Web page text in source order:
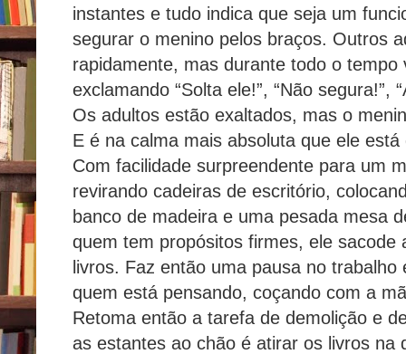
instantes e tudo indica que seja um
segurar o menino pelos braços. Outros
rapidamente, mas durante todo o
exclamando “Solta ele!”, “Não segura!”,
Os adultos estão exaltados, mas o
E é na calma mais absoluta que ele
Com facilidade surpreendente para um
revirando cadeiras de escritório,
banco de madeira e uma pesada mesa
quem tem propósitos firmes, ele sacode
livros. Faz então uma pausa no
quem está pensando, coçando com a
Retoma então a tarefa de demolição e
as estantes ao chão é atirar os livros na